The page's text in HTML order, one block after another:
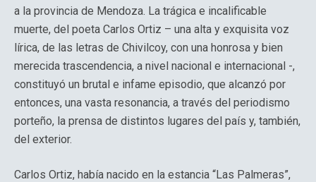
a la provincia de Mendoza. La trágica e incalificable
muerte, del poeta Carlos Ortiz – una alta y exquisita voz
lírica, de las letras de Chivilcoy, con una honrosa y bien
merecida trascendencia, a nivel nacional e internacional -,
constituyó un brutal e infame episodio, que alcanzó por
entonces, una vasta resonancia, a través del periodismo
porteño, la prensa de distintos lugares del país y, también,
del exterior.
Carlos Ortiz, había nacido en la estancia “Las Palmeras”,